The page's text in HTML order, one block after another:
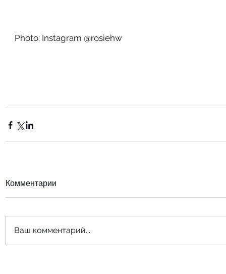
Photo: Instagram @rosiehw
Комментарии
Ваш комментарий...